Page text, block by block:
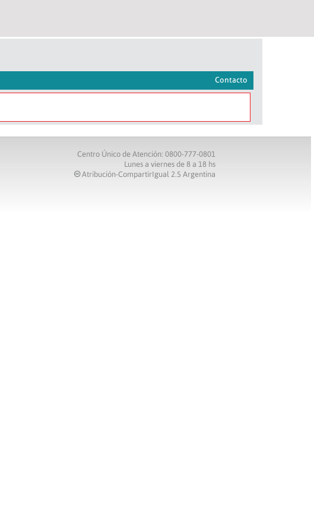
Contacto
Centro Único de Atención: 0800-777-0801
Lunes a viernes de 8 a 18 hs
cAtribución-CompartirIgual 2.5 Argentina